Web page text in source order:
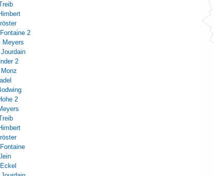
2
Meyers
2
2